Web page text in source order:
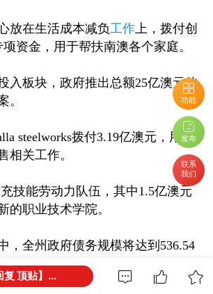
功能
发布
联系
我们
放在生活成本减负工作上，拨付创
资金，用于帮扶南澳各个家庭。
入板块，政府推出总额25亿澳元的
。
steelworks拨付3.19亿澳元，用于
相关工作。
技能劳动力队伍，其中1.5亿澳元
的职业技术学院。
，全州政府债务规模将达到536.54
利息支出961万澳元，每周利息开支
复 顶贴】...